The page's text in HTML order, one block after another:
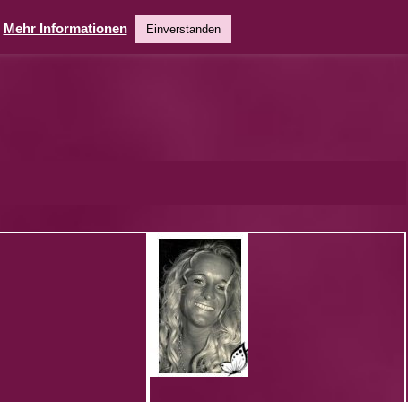
Mehr Informationen Einverstanden